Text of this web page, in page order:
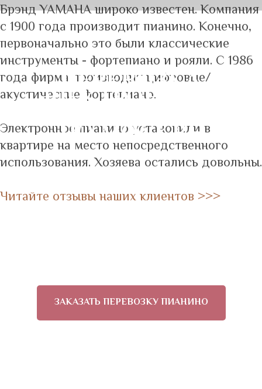
ПЕРЕВОЗКА
ЭЛЕКТРОННОГО
ПИАНИНО YAMAHA
ПО МОСКВЕ
Брэнд YAMAHA широко известен. Компания
с 1900 года производит пианино. Конечно,
первоначально это были классические
инструменты - фортепиано и рояли. С 1986
года фирма производит цифровые/
акустические фортепиано.
Электронное пианино установили в
квартире на место непосредственного
использования. Хозяева остались довольны.
Читайте отзывы наших клиентов >>>
ЗАКАЗАТЬ ПЕРЕВОЗКУ ПИАНИНО